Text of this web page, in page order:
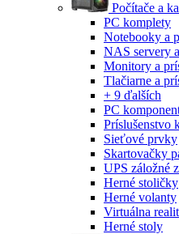
Počítače a
PC komplety
Notebooky a
NAS servery
Monitory a
Tlačiarne a
+ 9 ďalších
PC
Príslušenstvo
Sieťové prvky
Skartovačky
UPS záložné
Herné stoličky
Herné volanty
Virtuálna
Herné stoly